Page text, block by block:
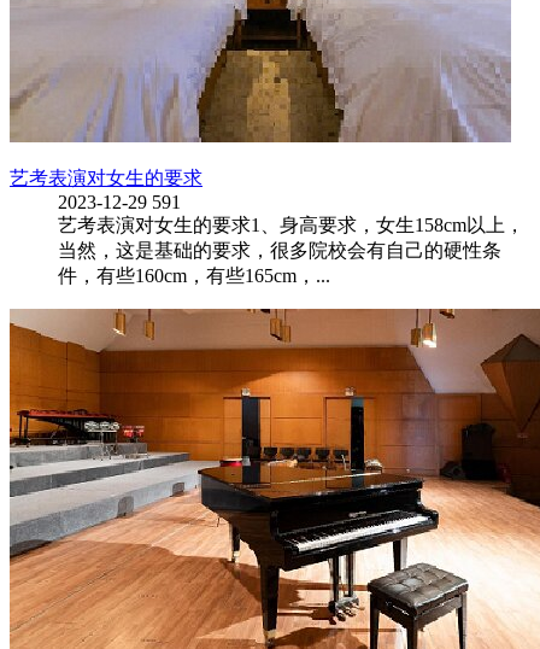
艺考表演对女生的要求
2023-12-29 591
艺考表演对女生的要求1、身高要求，女生158cm以上，
当然，这是基础的要求，很多院校会有自己的硬性条
件，有些160cm，有些165cm，...